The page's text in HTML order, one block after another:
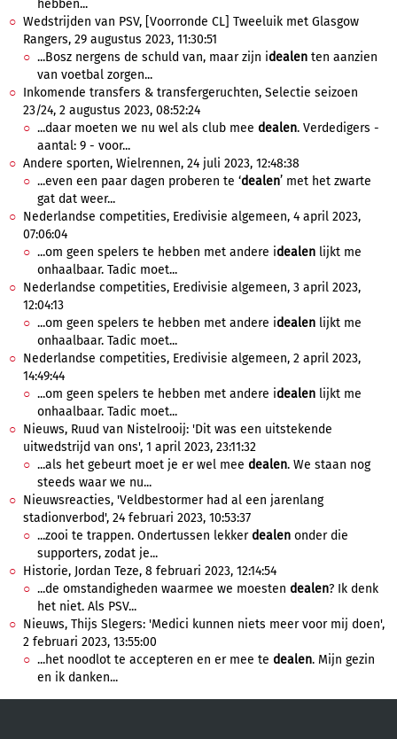
hebben...
Wedstrijden van PSV, [Voorronde CL] Tweeluik met Glasgow
Rangers, 29 augustus 2023, 11:30:51
...Bosz nergens de schuld van, maar zijn idealen ten aanzien
van voetbal zorgen...
Inkomende transfers & transfergeruchten, Selectie seizoen
23/24, 2 augustus 2023, 08:52:24
...daar moeten we nu wel als club mee dealen. Verdedigers -
aantal: 9 - voor...
Andere sporten, Wielrennen, 24 juli 2023, 12:48:38
...even een paar dagen proberen te ‘dealen’ met het zwarte
gat dat weer...
Nederlandse competities, Eredivisie algemeen, 4 april 2023,
07:06:04
...om geen spelers te hebben met andere idealen lijkt me
onhaalbaar. Tadic moet...
Nederlandse competities, Eredivisie algemeen, 3 april 2023,
12:04:13
...om geen spelers te hebben met andere idealen lijkt me
onhaalbaar. Tadic moet...
Nederlandse competities, Eredivisie algemeen, 2 april 2023,
14:49:44
...om geen spelers te hebben met andere idealen lijkt me
onhaalbaar. Tadic moet...
Nieuws, Ruud van Nistelrooij: 'Dit was een uitstekende
uitwedstrijd van ons', 1 april 2023, 23:11:32
...als het gebeurt moet je er wel mee dealen. We staan nog
steeds waar we nu...
Nieuwsreacties, 'Veldbestormer had al een jarenlang
stadionverbod', 24 februari 2023, 10:53:37
...zooi te trappen. Ondertussen lekkerdealen onder die
supporters, zodat je...
Historie, Jordan Teze, 8 februari 2023, 12:14:54
...de omstandigheden waarmee we moesten dealen? Ik denk
het niet. Als PSV...
Nieuws, Thijs Slegers: 'Medici kunnen niets meer voor mij doen',
2 februari 2023, 13:55:00
...het noodlot te accepteren en er mee te dealen. Mijn gezin
en ik danken...